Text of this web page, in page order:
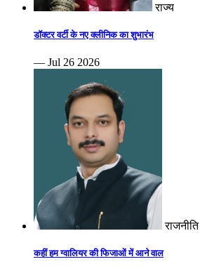
राज्य
डॉक्टर वर्टी के नए क्लीनिक का शुभारंभ
— Jul 26 2026
राजनीति
कहीं हम ग्वालियर की फिजाओं में आने वाल